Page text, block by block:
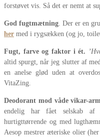
forstøvet vis. Så det er nemt at
God fugtmætning. Der er en
her med i rygsækken (og jo,
Fugt, farve og faktor i ét.
altid spurgt, når jeg slutter af
en anelse glød uden at
VitaZing.
Deodorant mod våde vikar-
endelig har fået selskab
hurtigttørrende og med
Aesop mestrer æteriske olier